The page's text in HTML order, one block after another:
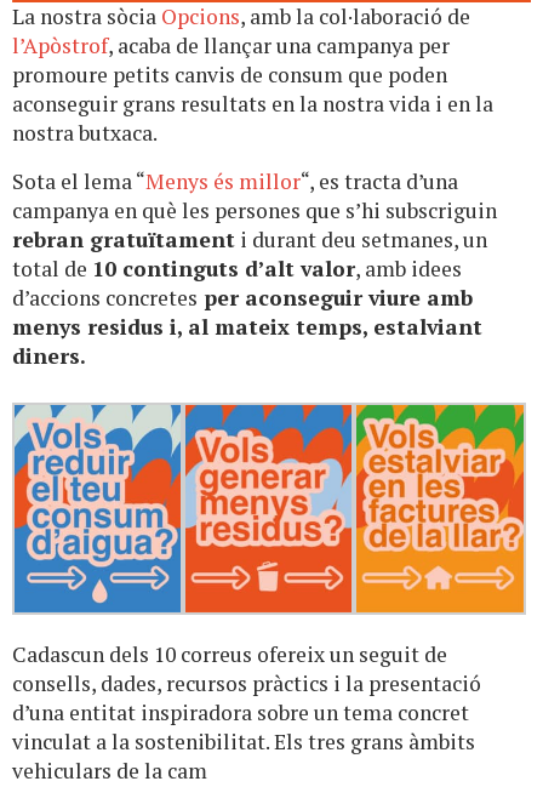
La nostra sòcia Opcions, amb la col·laboració de
l’Apòstrof, acaba de llançar una campanya per
promoure petits canvis de consum que poden
aconseguir grans resultats en la nostra vida i en la
nostra butxaca.
Sota el lema “Menys és millor“, es tracta d’una
campanya en què les persones que s’hi subscriguin
rebran gratuïtament i durant deu setmanes, un
total de 10 continguts d’alt valor, amb idees
d’accions concretes per aconseguir viure amb
menys residus i, al mateix temps, estalviant
diners.
Cadascun dels 10 correus ofereix un seguit de
consells, dades, recursos pràctics i la presentació
d’una entitat inspiradora sobre un tema concret
vinculat a la sostenibilitat. Els tres grans àmbits
vehiculars de la cam